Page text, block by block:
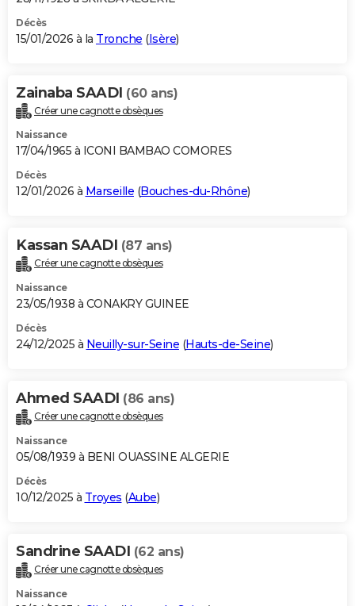
Décès
15/01/2026 à la Tronche (Isère)
Zainaba SAADI (60 ans)
Créer une cagnotte obsèques
Naissance
17/04/1965 à ICONI BAMBAO COMORES
Décès
12/01/2026 à Marseille (Bouches-du-Rhône)
Kassan SAADI (87 ans)
Créer une cagnotte obsèques
Naissance
23/05/1938 à CONAKRY GUINEE
Décès
24/12/2025 à Neuilly-sur-Seine (Hauts-de-Seine)
Ahmed SAADI (86 ans)
Créer une cagnotte obsèques
Naissance
05/08/1939 à BENI OUASSINE ALGERIE
Décès
10/12/2025 à Troyes (Aube)
Sandrine SAADI (62 ans)
Créer une cagnotte obsèques
Naissance